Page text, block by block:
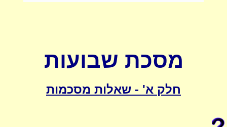
מסכת שבועות
חלק א' - שאלות מסכמות